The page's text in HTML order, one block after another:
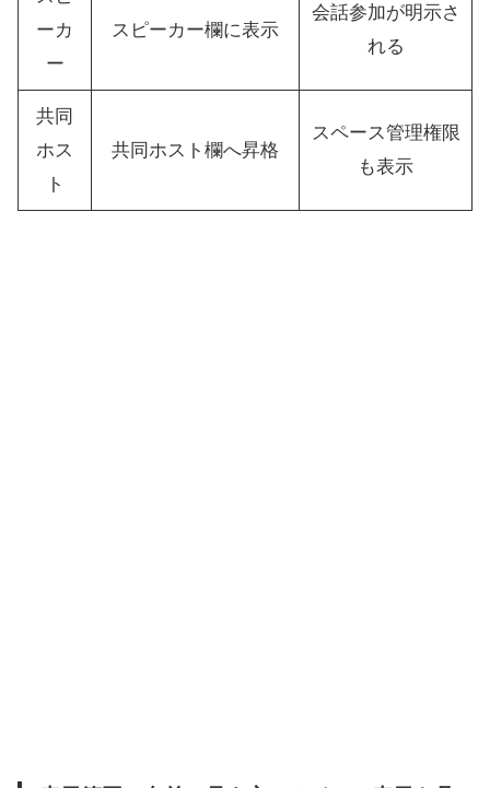
ーカ
ー
スピーカー欄に表示
会話参加が明示さ
れる
共同
ホス
ト
共同ホスト欄へ昇格
スペース管理権限
も表示